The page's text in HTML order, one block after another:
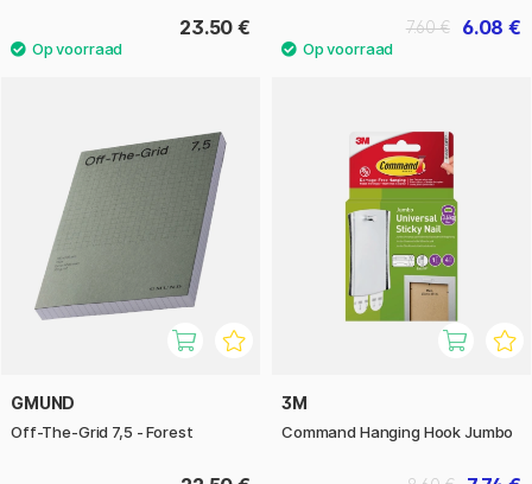
23.50 € 6.08 €
7.60 €
GMUND
Off-The-Grid 7,5 - Forest
3M
Command Hanging Hook Jumbo